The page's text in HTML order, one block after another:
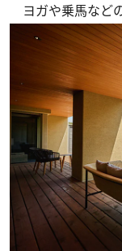
ヨガや乗馬など